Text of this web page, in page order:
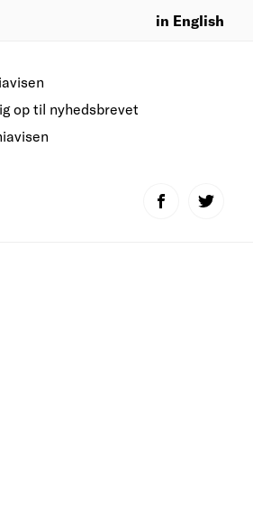
in English
op til nyhedsbrevet